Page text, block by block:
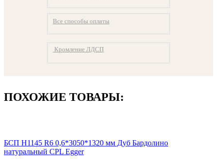
Все способы оплаты
Кромление ЛДСП
ПОХОЖИЕ ТОВАРЫ:
БСП H1145 R6 0,6*3050*1320 мм Дуб Бардолино
натуральный CPL Egger